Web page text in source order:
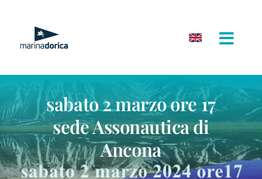
contenuto
sabato 2 marzo ore 17
sede Assonautica di
Ancona